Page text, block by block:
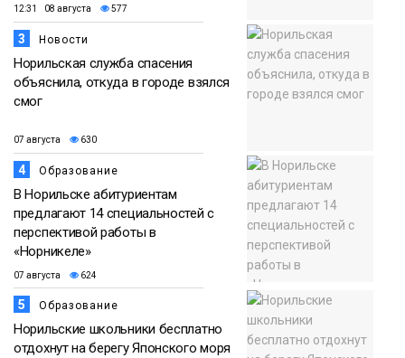
12:31 08 августа 577
3 Новости
Норильская служба спасения
объяснила, откуда в городе взялся
смог
07 августа 630
4 Образование
В Норильске абитуриентам
предлагают 14 специальностей с
перспективой работы в
«Норникеле»
07 августа 624
5 Образование
Норильские школьники бесплатно
отдохнут на берегу Японского моря